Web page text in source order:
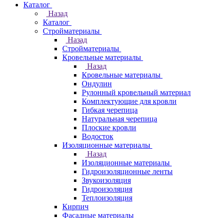
Каталог
Назад
Каталог
Стройматериалы
Назад
Стройматериалы
Кровельные материалы
Назад
Кровельные материалы
Ондулин
Рулонный кровельный материал
Комплектующие для кровли
Гибкая черепица
Натуральная черепица
Плоские кровли
Водосток
Изоляционные материалы
Назад
Изоляционные материалы
Гидроизоляционные ленты
Звукоизоляция
Гидроизоляция
Теплоизоляция
Кирпич
Фасадные материалы